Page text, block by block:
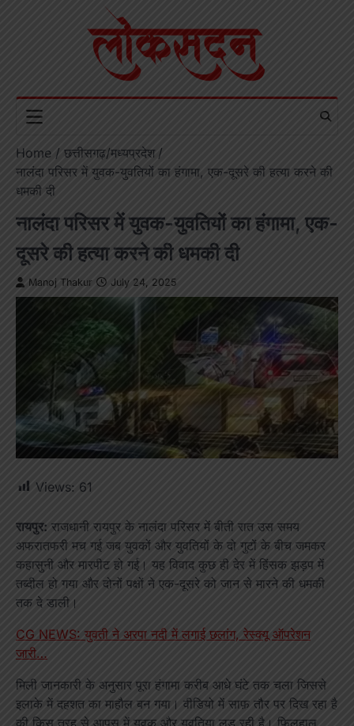
Home
छत्तीसगढ़/मध्यप्रदेश
नालंदा परिसर में युवक-युवतियों का हंगामा, एक-दूसरे की हत्या करने की
धमकी दी
नालंदा परिसर में युवक-युवतियों का हंगामा, एक-
दूसरे की हत्या करने की धमकी दी
Manoj Thakur July 24, 2025
Views: 61
रायपुर: राजधानी रायपुर के नालंदा परिसर में बीती रात उस समय
अफरातफरी मच गई जब युवकों और युवतियों के दो गुटों के बीच जमकर
कहासुनी और मारपीट हो गई। यह विवाद कुछ ही देर में हिंसक झड़प में
तब्दील हो गया और दोनों पक्षों ने एक-दूसरे को जान से मारने की धमकी
तक दे डाली।
CG NEWS: युवती ने अरपा नदी में लगाई छलांग, रेस्क्यू ऑपरेशन
जारी…
मिली जानकारी के अनुसार पूरा हंगामा करीब आधे घंटे तक चला जिससे
इलाके में दहशत का माहौल बन गया। वीडियो में साफ़ तौर पर दिख रहा है
की किस तरह से आपस में युवक और युवतिया लड़ रही है। फिलहाल